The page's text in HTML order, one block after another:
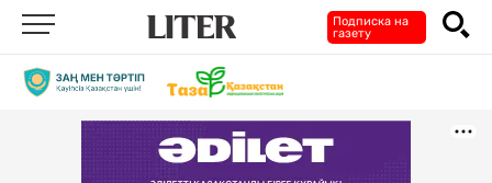
Подписка на
газету